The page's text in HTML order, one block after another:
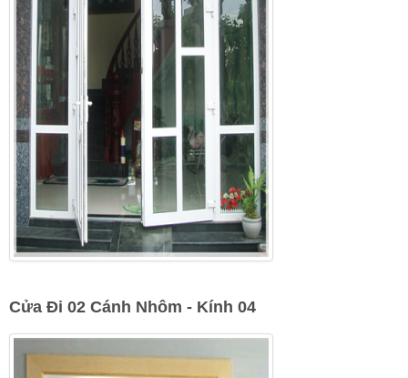
Cửa Đi 02 Cánh Nhôm - Kính 04